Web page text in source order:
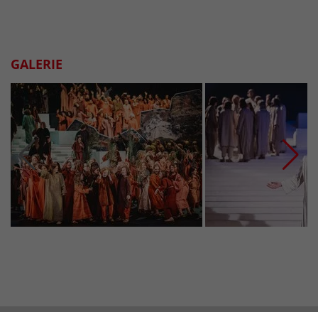
GALERIE